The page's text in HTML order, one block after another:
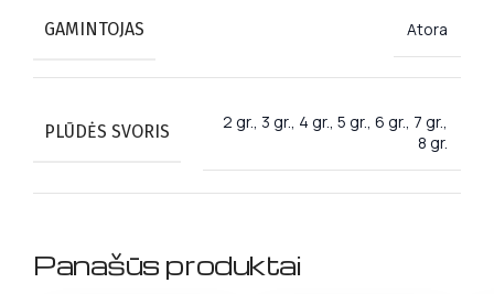
GAMINTOJAS Atora
PLŪDĖS SVORIS
2 gr., 3 gr., 4 gr., 5 gr., 6 gr., 7 gr.,
8 gr.
Panašūs produktai